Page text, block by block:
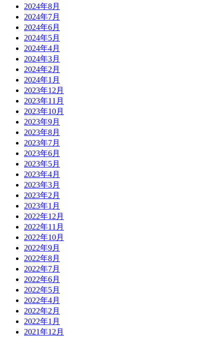
2024年8月
2024年7月
2024年6月
2024年5月
2024年4月
2024年3月
2024年2月
2024年1月
2023年12月
2023年11月
2023年10月
2023年9月
2023年8月
2023年7月
2023年6月
2023年5月
2023年4月
2023年3月
2023年2月
2023年1月
2022年12月
2022年11月
2022年10月
2022年9月
2022年8月
2022年7月
2022年6月
2022年5月
2022年4月
2022年2月
2022年1月
2021年12月